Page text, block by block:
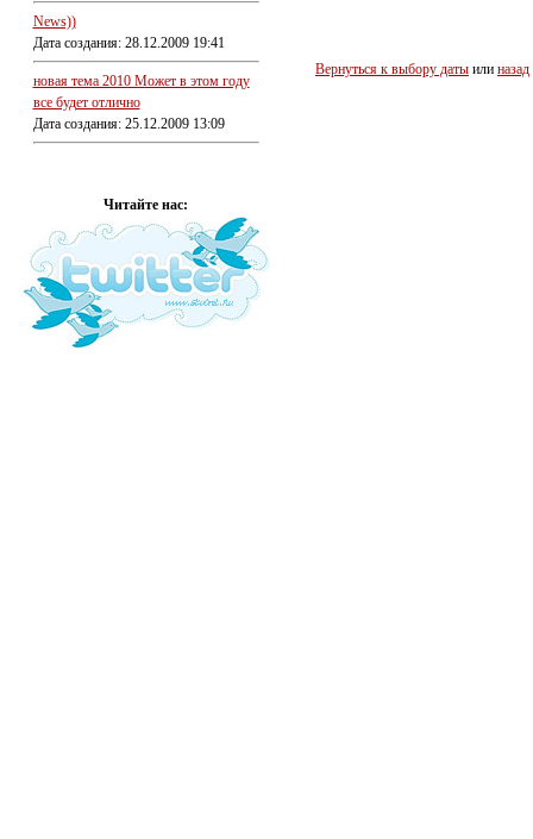
News))
Дата создания: 28.12.2009 19:41
новая тема 2010 Может в этом году
все будет отлично
Дата создания: 25.12.2009 13:09
Читайте нас:
Вернуться к выбору даты или назад